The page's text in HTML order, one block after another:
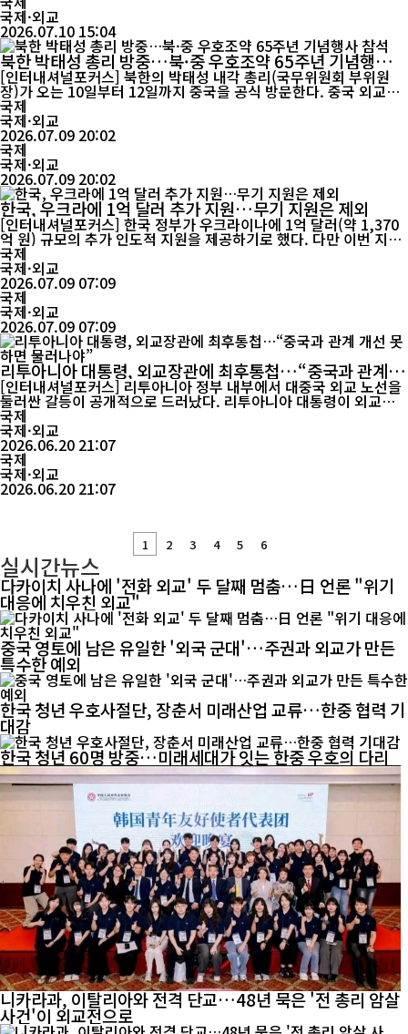
국제·외교
2026.07.10 15:04
북한 박태성 총리 방중…북·중 우호조약 65주년 기념행사
참석
[인터내셔널포커스] 북한의 박태성 내각 총리(국무위원회 부위원
장)가 오는 10일부터 12일까지 중국을 공식 방문한다. 중국 외교부
는 9일 박 총리가 조선노동당 및 정부 대표단을 이끌고 중국공산당
중앙위원회와 중국 정부의 초청으로 방중해 '중조우호협력상호원조
조약' 체결 65주년 기념행사에 참석한다고 발표했다. 박 총리는 조
선노동당 정치국 상무위원이자 북한 내각을 이끄는 핵심 인물...
국제
국제·외교
2026.07.09 20:02
국제
국제·외교
2026.07.09 20:02
한국, 우크라에 1억 달러 추가 지원…무기 지원은 제외
[인터내셔널포커스] 한국 정부가 우크라이나에 1억 달러(약 1,370
억 원) 규모의 추가 인도적 지원을 제공하기로 했다. 다만 이번 지원
에는 무기나 탄약은 포함되지 않으며, 기존의 '비살상 지원' 원칙을
유지한다는 입장을 다시 확인했다. 대통령실은 이재명 대통령의 북
대서양조약기구(NATO) 정상회의 참석을 계기로 우크라이나에 대
한 새로운 인도적 지원 계획을 발표했다. 정부는 이번 ...
국제
국제·외교
2026.07.09 07:09
국제
국제·외교
2026.07.09 07:09
리투아니아 대통령, 외교장관에 최후통첩…“중국과 관계 개
선 못 하면 물러나야”
[인터내셔널포커스] 리투아니아 정부 내부에서 대중국 외교 노선을
둘러싼 갈등이 공개적으로 드러났다. 리투아니아 대통령이 외교장
관에게 중국과의 관계 정상화 성과를 요구하며, 결과가 없을 경우 자
리 유지가 어려울 수 있다고 경고한 것이다. 러시아 국영통신사 리아
노보스티(RIA Novosti)에 따르면, 리투아니아의 기타나스 나우세
다 대통령은 19일 현지 공영방송 LRT와의 인터뷰에서 외교장관 케
스투티스 부드리스에게 ...
국제
국제·외교
2026.06.20 21:07
국제
국제·외교
2026.06.20 21:07
1 2 3 4 5 6
실시간뉴스
다카이치 사나에 '전화 외교' 두 달째 멈춤…日 언론 "위기
대응에 치우친 외교"
중국 영토에 남은 유일한 '외국 군대'…주권과 외교가 만든
특수한 예외
한국 청년 우호사절단, 장춘서 미래산업 교류…한중 협력 기
대감
한국 청년 60명 방중…미래세대가 잇는 한중 우호의 다리
니카라과, 이탈리아와 전격 단교…48년 묵은 '전 총리 암살
사건'이 외교전으로